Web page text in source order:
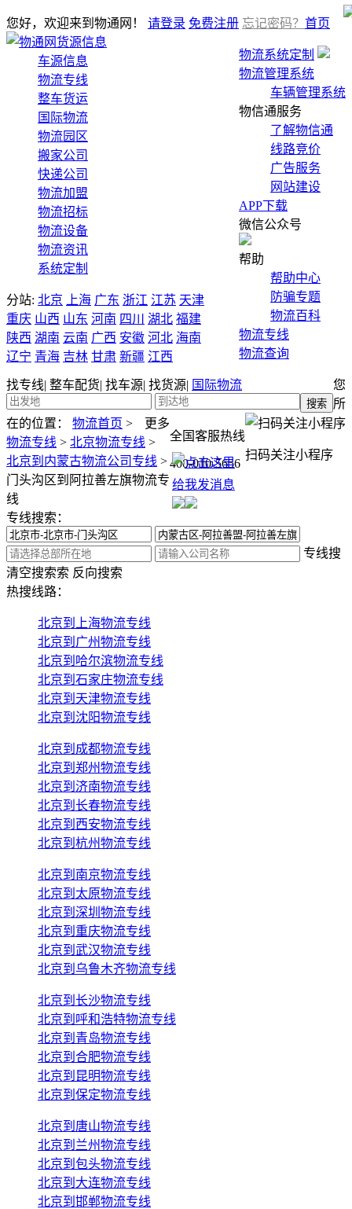
您好，欢迎来到物通网！ 请登录 免费注册 忘记密码？
物流系统定制
物流管理系统
车辆管理系统
物信通服务
了解物信通
线路竞价
广告服务
网站建设
APP下载
微信公众号
帮助
帮助中心
防骗专题
物流百科
物流专线
物流查询
找专线| 整车配货| 找车源| 找货源| 国际物流
全国客服热线
400-010-5656
扫码关注小程序
首页
货源信息
车源信息
物流专线
整车货运
国际物流
物流园区
搬家公司
快递公司
物流加盟
物流招标
物流设备
物流资讯
系统定制
分站: 北京 上海 广东 浙江 江苏 天津
重庆 山西 山东 河南 四川 湖北 福建
陕西 湖南 云南 广西 安徽 河北 海南
辽宁 青海 吉林 甘肃 新疆 江西
更多
您
所
在的位置：
物流首页 >
物流专线 > 北京物流专线 >
北京到内蒙古物流公司专线 >
门头沟区到阿拉善左旗物流专
线
专线搜索：
专线搜
索 反向搜索
清空搜索
热搜线路：
北京到上海物流专线
北京到广州物流专线
北京到哈尔滨物流专线
北京到石家庄物流专线
北京到天津物流专线
北京到沈阳物流专线
北京到成都物流专线
北京到郑州物流专线
北京到济南物流专线
北京到长春物流专线
北京到西安物流专线
北京到杭州物流专线
北京到南京物流专线
北京到太原物流专线
北京到深圳物流专线
北京到重庆物流专线
北京到武汉物流专线
北京到乌鲁木齐物流专线
北京到长沙物流专线
北京到呼和浩特物流专线
北京到青岛物流专线
北京到合肥物流专线
北京到昆明物流专线
北京到保定物流专线
北京到唐山物流专线
北京到兰州物流专线
北京到包头物流专线
北京到大连物流专线
北京到邯郸物流专线